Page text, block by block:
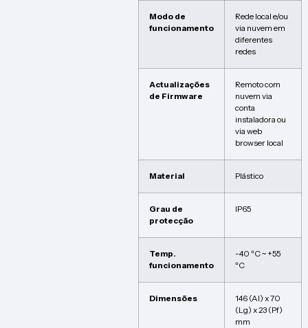
Modo de
funcionamento
Rede local e/ou
via nuvem em
diferentes
redes
Actualizações
de Firmware
Remoto com
nuvem via
conta
instaladora ou
via web
browser local
Material Plástico
Grau de
protecção
IP65
Temp.
funcionamento
-40 ºC ~ +55
ºC
Dimensões
146 (Al) x 70
(Lg) x 23 (Pf)
mm